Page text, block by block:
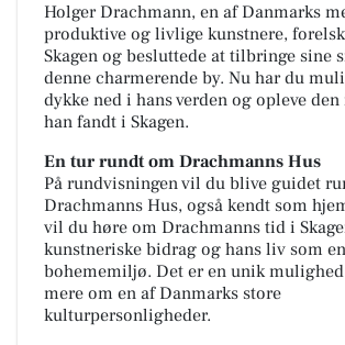
Holger Drachmann, en af Danmarks
produktive og livlige kunstnere,
Skagen og besluttede at tilbringe sine
denne charmerende by. Nu har du
dykke ned i hans verden og opleve
han fandt i Skagen.
En tur rundt om Drachmanns Hus
På rundvisningen vil du blive guidet
Drachmanns Hus, også kendt som
vil du høre om Drachmanns tid i
kunstneriske bidrag og hans liv som
bohememiljø. Det er en unik
mere om en af Danmarks store
kulturpersonligheder.